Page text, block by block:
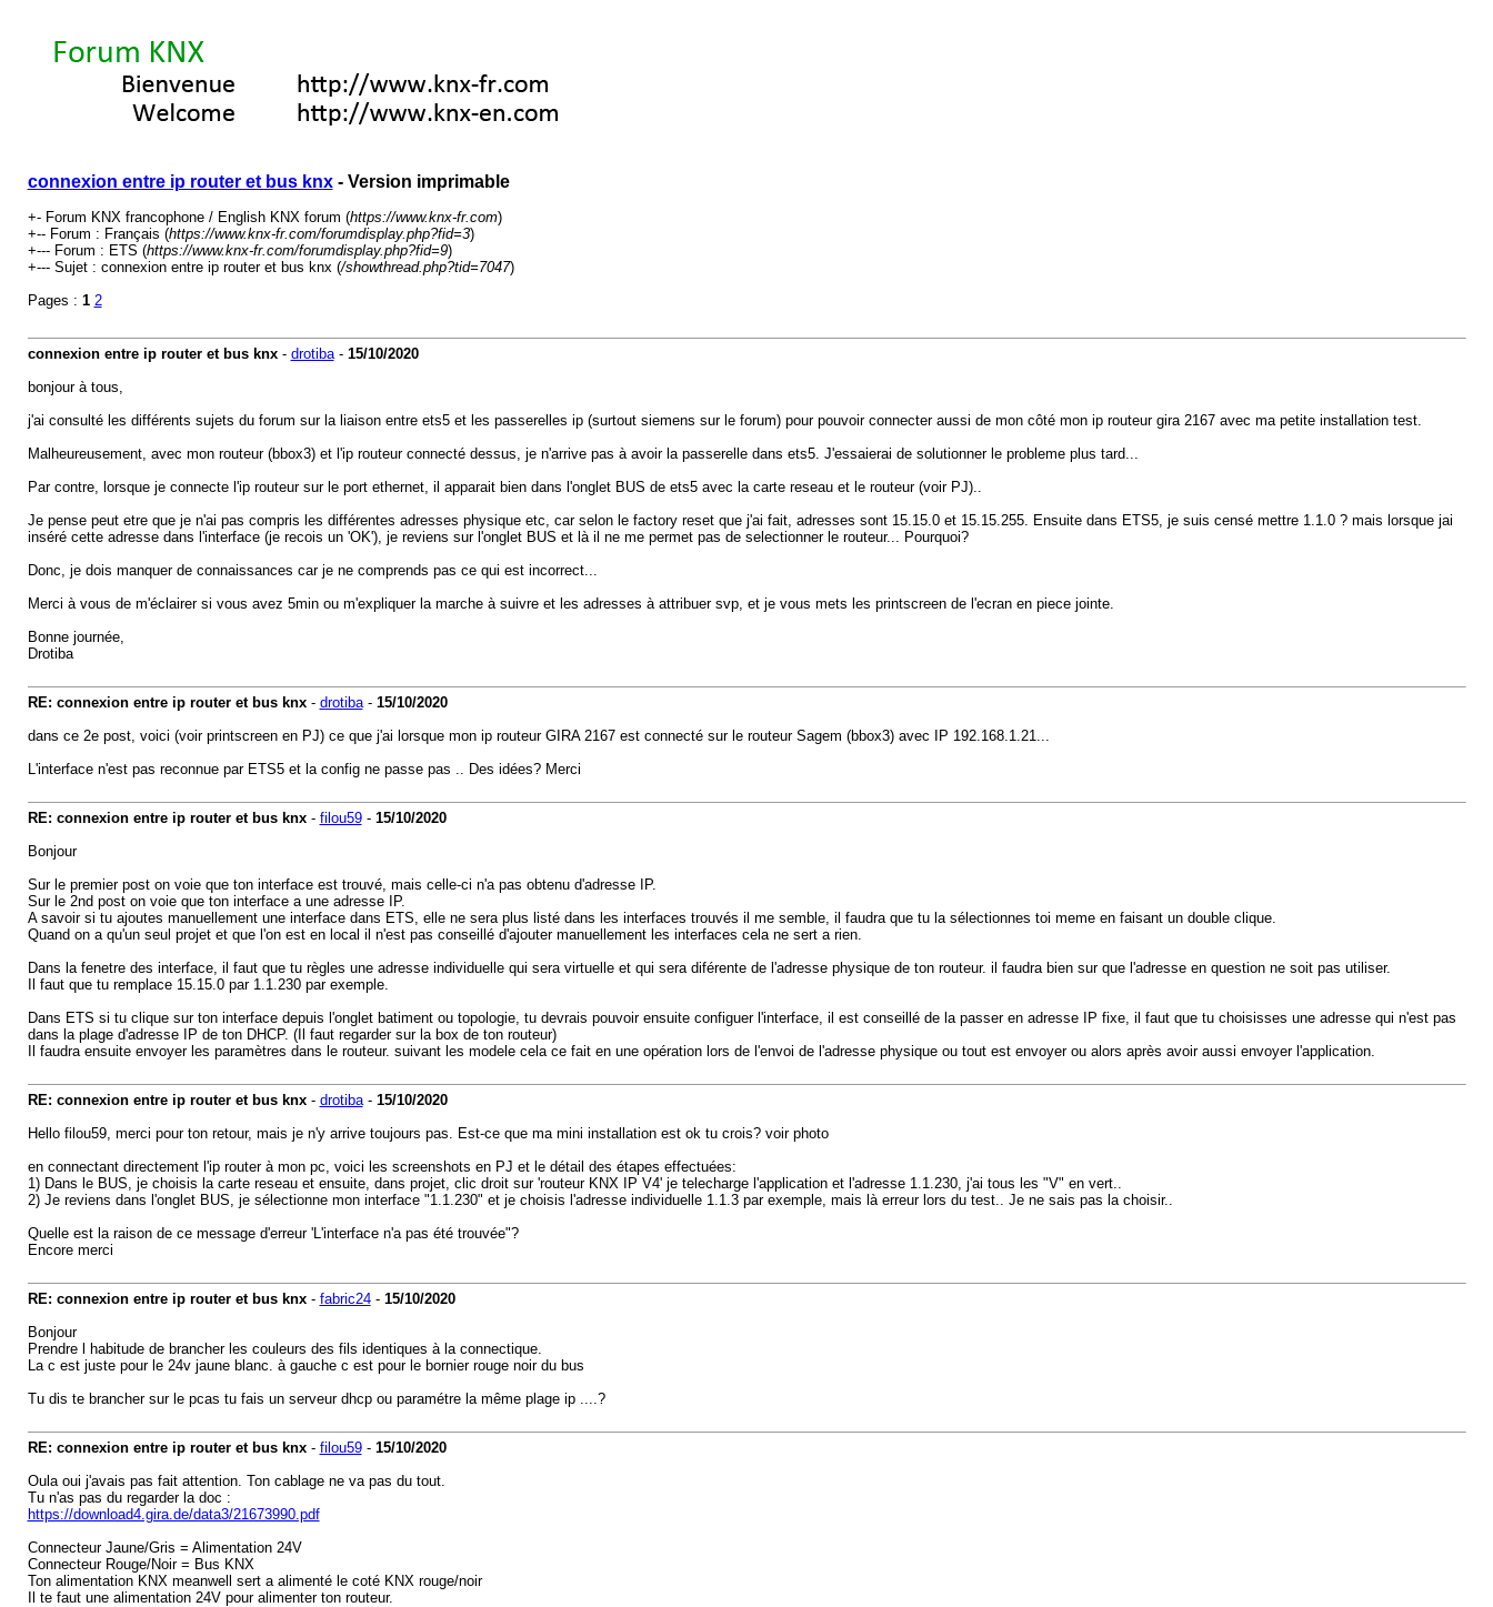
connexion entre ip router et bus knx- Version imprimable
+- Forum KNX francophone / English KNX forum (https://www.knx-fr.com)
+-- Forum : Français (https://www.knx-fr.com/forumdisplay.php?fid=3)
+--- Forum : ETS (https://www.knx-fr.com/forumdisplay.php?fid=9)
+--- Sujet : connexion entre ip router et bus knx (/showthread.php?tid=7047)
Pages : 1 2
connexion entre ip router et bus knx- drotiba- 15/10/2020
bonjour à tous,
j'ai consulté les différents sujets du forum sur la liaison entre ets5 et les passerelles ip (surtout siemens sur le forum) pour pouvoir connecter aussi de mon côté mon ip routeur gira 2167 avec ma petite installation test.
Malheureusement, avec mon routeur (bbox3) et l'ip routeur connecté dessus, je n'arrive pas à avoir la passerelle dans ets5. J'essaierai de solutionner le probleme plus tard...
Par contre, lorsque je connecte l'ip routeur sur le port ethernet, il apparait bien dans l'onglet BUS de ets5 avec la carte reseau et le routeur (voir PJ)..
Je pense peut etre que je n'ai pas compris les différentes adresses physique etc, car selon le factory reset que j'ai fait, adresses sont 15.15.0 et 15.15.255. Ensuite dans ETS5, je suis censé mettre 1.1.0 ? mais lorsque jai
inséré cette adresse dans l'interface (je recois un 'OK'), je reviens sur l'onglet BUS et là il ne me permet pas de selectionner le routeur... Pourquoi?
Donc, je dois manquer de connaissances car je ne comprends pas ce qui est incorrect...
Merci à vous de m'éclairer si vous avez 5min ou m'expliquer la marche à suivre et les adresses à attribuer svp, et je vous mets les printscreen de l'ecran en piece jointe.
Bonne journée,
Drotiba
RE: connexion entre ip router et bus knx- drotiba- 15/10/2020
dans ce 2e post, voici (voir printscreen en PJ) ce que j'ai lorsque mon ip routeur GIRA 2167 est connecté sur le routeur Sagem (bbox3) avec IP 192.168.1.21...
L'interface n'est pas reconnue par ETS5 et la config ne passe pas .. Des idées? Merci
RE: connexion entre ip router et bus knx- filou59- 15/10/2020
Bonjour
Sur le premier post on voie que ton interface est trouvé, mais celle-ci n'a pas obtenu d'adresse IP.
Sur le 2nd post on voie que ton interface a une adresse IP.
A savoir si tu ajoutes manuellement une interface dans ETS, elle ne sera plus listé dans les interfaces trouvés il me semble, il faudra que tu la sélectionnes toi meme en faisant un double clique.
Quand on a qu'un seul projet et que l'on est en local il n'est pas conseillé d'ajouter manuellement les interfaces cela ne sert a rien.
Dans la fenetre des interface, il faut que tu règles une adresse individuelle qui sera virtuelle et qui sera diférente de l'adresse physique de ton routeur. il faudra bien sur que l'adresse en question ne soit pas utiliser.
Il faut que tu remplace 15.15.0 par 1.1.230 par exemple.
Dans ETS si tu clique sur ton interface depuis l'onglet batiment ou topologie, tu devrais pouvoir ensuite configuer l'interface, il est conseillé de la passer en adresse IP fixe, il faut que tu choisisses une adresse qui n'est pas
dans la plage d'adresse IP de ton DHCP. (Il faut regarder sur la box de ton routeur)
Il faudra ensuite envoyer les paramètres dans le routeur. suivant les modele cela ce fait en une opération lors de l'envoi de l'adresse physique ou tout est envoyer ou alors après avoir aussi envoyer l'application.
RE: connexion entre ip router et bus knx- drotiba- 15/10/2020
Hello filou59, merci pour ton retour, mais je n'y arrive toujours pas. Est-ce que ma mini installation est ok tu crois? voir photo
en connectant directement l'ip router à mon pc, voici les screenshots en PJ et le détail des étapes effectuées:
1) Dans le BUS, je choisis la carte reseau et ensuite, dans projet, clic droit sur 'routeur KNX IP V4' je telecharge l'application et l'adresse 1.1.230, j'ai tous les "V" en vert..
2) Je reviens dans l'onglet BUS, je sélectionne mon interface "1.1.230" et je choisis l'adresse individuelle 1.1.3 par exemple, mais là erreur lors du test.. Je ne sais pas la choisir..
Quelle est la raison de ce message d'erreur 'L'interface n'a pas été trouvée"?
Encore merci
RE: connexion entre ip router et bus knx- fabric24- 15/10/2020
Bonjour
Prendre l habitude de brancher les couleurs des fils identiques à la connectique.
La c est juste pour le 24v jaune blanc. à gauche c est pour le bornier rouge noir du bus
Tu dis te brancher sur le pcas tu fais un serveur dhcp ou paramétre la même plage ip ....?
RE: connexion entre ip router et bus knx- filou59- 15/10/2020
Oula oui j'avais pas fait attention. Ton cablage ne va pas du tout.
Tu n'as pas du regarder la doc :
https://download4.gira.de/data3/21673990.pdf
Connecteur Jaune/Gris = Alimentation 24V
Connecteur Rouge/Noir = Bus KNX
Ton alimentation KNX meanwell sert a alimenté le coté KNX rouge/noir
Il te faut une alimentation 24V pour alimenter ton routeur.